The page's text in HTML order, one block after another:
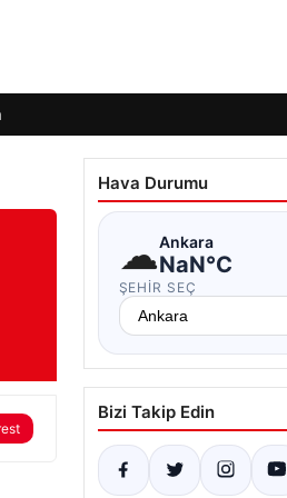
Hava Durumu
☁Ankara
NaN°C
ŞEHIR SEÇ
Bizi Takip Edin